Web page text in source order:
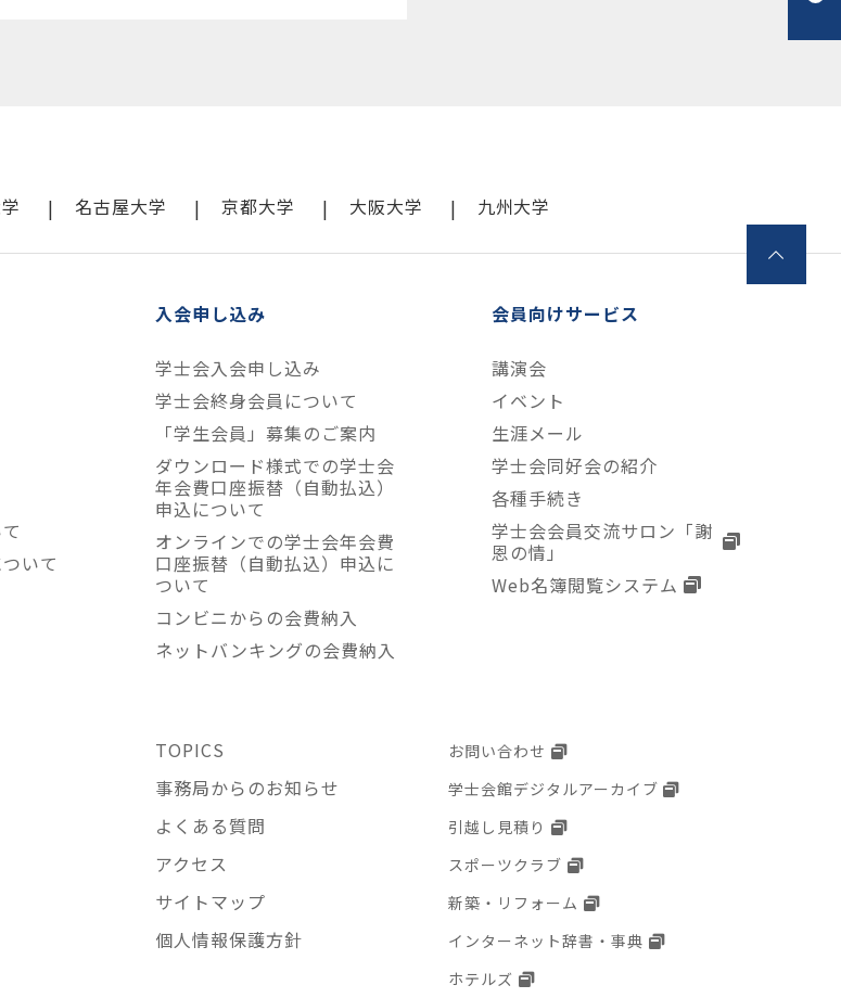
名古屋大学 京都大学 大阪大学 九州大学
いて
入会申し込み
学士会入会申し込み
学士会終身会員について
「学生会員」募集のご案内
ダウンロード様式での学士会
年会費口座振替（自動払込）
申込について
オンラインでの学士会年会費
口座振替（自動払込）申込に
ついて
コンビニからの会費納入
ネットバンキングの会費納入
会員向けサービス
講演会
イベント
生涯メール
学士会同好会の紹介
各種手続き
学士会会員交流サロン「謝
恩の情」
Web名簿閲覧システム
TOPICS
事務局からのお知らせ
よくある質問
アクセス
サイトマップ
個人情報保護方針
お問い合わせ
学士会館デジタルアーカイブ
引越し見積り
スポーツクラブ
新築・リフォーム
インターネット辞書・事典
ホテルズ